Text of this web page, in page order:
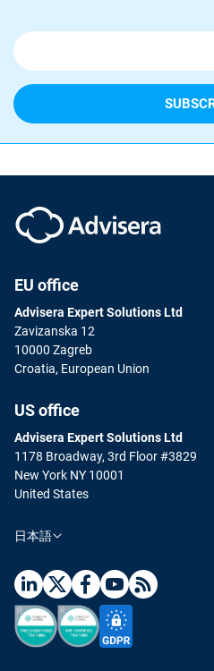
EU office
Advisera Expert Solutions Ltd
Zavizanska 12
10000 Zagreb
Croatia, European Union
US office
Advisera Expert Solutions Ltd
1178 Broadway, 3rd Floor #3829
New York NY 10001
United States
日本語